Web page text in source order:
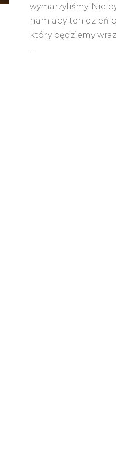
wymarzyliśmy. Nie
nam aby ten dzień
który będziemy